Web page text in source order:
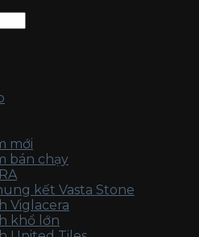
mới
bán chạy
kết Vasta Stone
Viglacera
khổ lớn